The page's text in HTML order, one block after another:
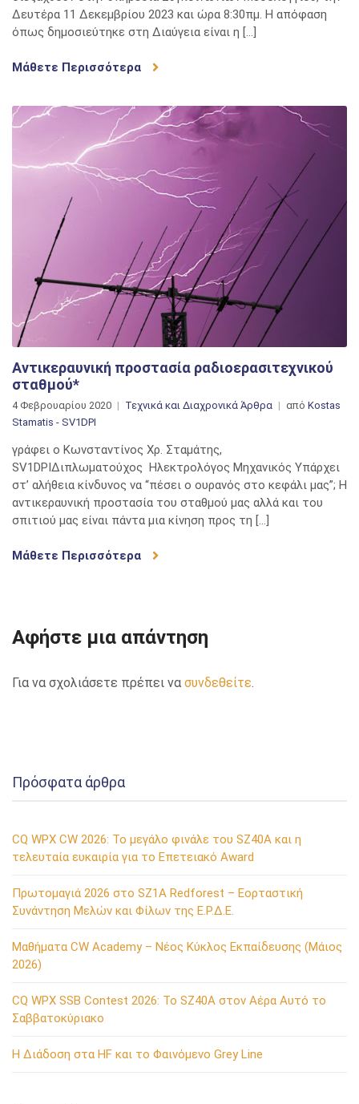
Δευτέρα 11 Δεκεμβρίου 2023 και ώρα 8:30πμ. Η απόφαση
όπως δημοσιεύτηκε στη Διαύγεια είναι η […]
Μάθετε Περισσότερα
Αντικεραυνική προστασία ραδιοερασιτεχνικού
σταθμού*
4 Φεβρουαρίου 2020 Τεχνικά και Διαχρονικά Άρθρα από Kostas
Stamatis - SV1DPI
γράφει ο Κωνσταντίνος Χρ. Σταμάτης,
SV1DPIΔιπλωματούχος Ηλεκτρολόγος Μηχανικός Υπάρχει
στ’ αλήθεια κίνδυνος να “πέσει ο ουρανός στο κεφάλι μας”; Η
αντικεραυνική προστασία του σταθμού μας αλλά και του
σπιτιού μας είναι πάντα μια κίνηση προς τη […]
Μάθετε Περισσότερα
Αφήστε μια απάντηση
Για να σχολιάσετε πρέπει να συνδεθείτε.
Πρόσφατα άρθρα
CQ WPX CW 2026: Το μεγάλο φινάλε του SZ40A και η
τελευταία ευκαιρία για το Επετειακό Award
Πρωτομαγιά 2026 στο SZ1A Redforest – Εορταστική
Συνάντηση Μελών και Φίλων της Ε.Ρ.Δ.Ε.
Μαθήματα CW Academy – Νέος Κύκλος Εκπαίδευσης (Μάιος
2026)
CQ WPX SSB Contest 2026: Το SZ40A στον Αέρα Αυτό το
Σαββατοκύριακο
Η Διάδοση στα HF και το Φαινόμενο Grey Line